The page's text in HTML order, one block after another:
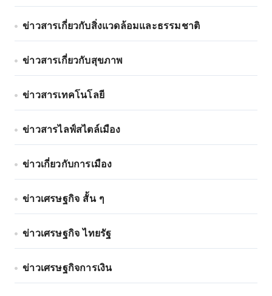
ข่าวสารเกี่ยวกับสิ่งแวดล้อมและธรรมชาติ
ข่าวสารเกี่ยวกับสุขภาพ
ข่าวสารเทคโนโลยี
ข่าวสารไลฟ์สไตล์เมือง
ข่าวเกี่ยวกับการเมือง
ข่าวเศรษฐกิจ สั้น ๆ
ข่าวเศรษฐกิจ ไทยรัฐ
ข่าวเศรษฐกิจการเงิน